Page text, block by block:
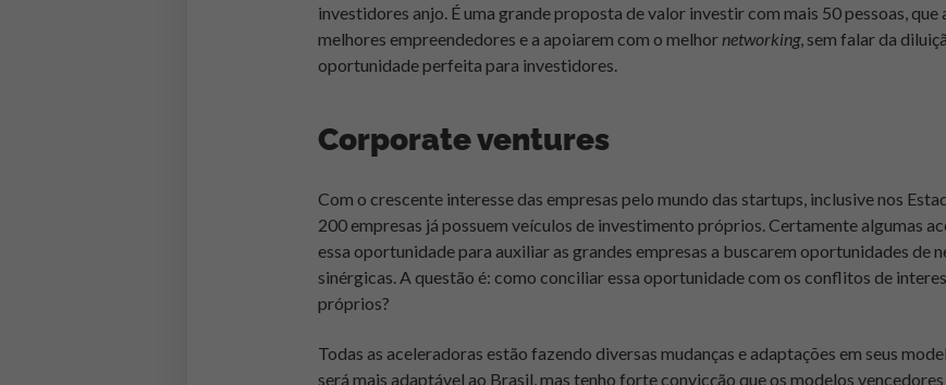
investidores anjo. É uma grande proposta de valor investir com mais 50 pessoas, que
melhores empreendedores e a apoiarem com o melhor networking, sem falar da
oportunidade perfeita para investidores.
Corporate ventures
Com o crescente interesse das empresas pelo mundo das startups, inclusive nos
200 empresas já possuem veículos de investimento próprios. Certamente algumas
essa oportunidade para auxiliar as grandes empresas a buscarem oportunidades de
sinérgicas. A questão é: como conciliar essa oportunidade com os conflitos de
próprios?
Todas as aceleradoras estão fazendo diversas mudanças e adaptações em seus
será mais adaptável ao Brasil, mas tenho forte convicção que os modelos